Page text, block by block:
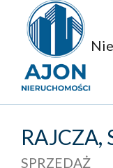
RAJCZA,
SPRZEDAŻ